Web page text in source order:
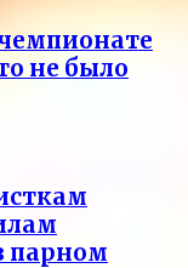
не было
парном